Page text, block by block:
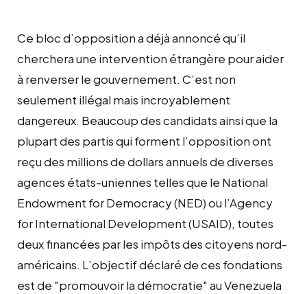
Ce bloc d’opposition a déjà annoncé qu’il
cherchera une intervention étrangère pour aider
à renverser le gouvernement. C’est non
seulement illégal mais incroyablement
dangereux. Beaucoup des candidats ainsi que la
plupart des partis qui forment l’opposition ont
reçu des millions de dollars annuels de diverses
agences états-uniennes telles que le National
Endowment for Democracy (NED) ou l’Agency
for International Development (USAID), toutes
deux financées par les impôts des citoyens nord-
américains. L’objectif déclaré de ces fondations
est de "promouvoir la démocratie" au Venezuela